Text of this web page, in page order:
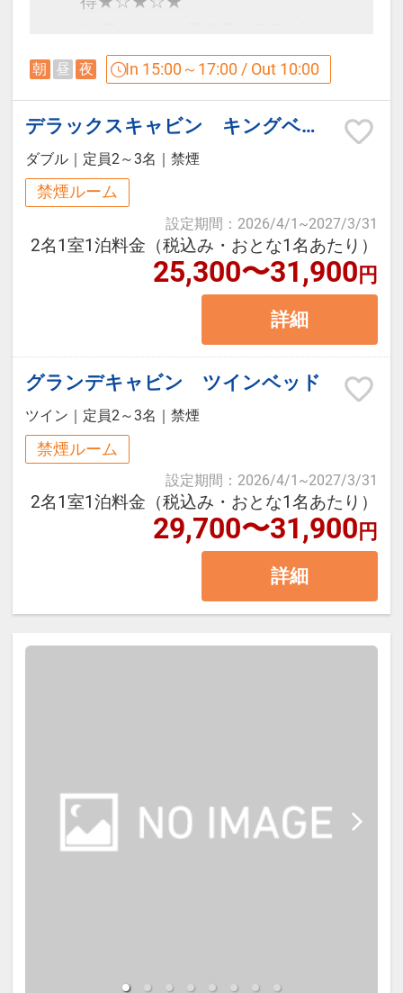
いて（ご宿泊の当日及び翌日利用）
箱根小涌園ユネッサン(水着ゾーン）
できます。
ユネッサン受付（4階）にて藤乃煌
に宿泊の旨とお名前をお申し出くだ
※藤乃煌に立ち寄る必要はございま
せん。藤乃煌～ユネッサンは車で約
※ご利用されるお客様は水着をご持
参ください（レンタルあり1,200
円）
※2026年5月26日～28日は、2026
年12月8日～10日はユネッサン・森
の湯が休業のため、2026年5月25
日、2026年12月7日の宿泊のお客様
は宿泊当日のみのご利用となりま
※オリジナルサンドウィッチ、サラダ、コーヒー
■お食事お渡し時間
＜7：00～9：00＞の間にビバレッジステーショ
ンまでお越しくださいませ。
※雨・風が強く快適にアウトドアデッキをご利用
いただけない場合は、お食事をダイニングルーム
にご用意いたします。
■箱根小涌園ユネッサンご利用について（ご宿泊
の当日及び翌日利用）
箱根小涌園ユネッサン(水着ゾーン）と元湯 森の
湯（裸ゾーン）がご利用できます。
ユネッサン受付（4階）にて藤乃煌に宿泊の旨と
お名前をお申し出ください。
※藤乃煌に立ち寄る必要はございません。藤乃煌
～ユネッサンは車で約30分です。
※ご利用されるお客様は水着をご持参ください
ご用意しました！
早割21適用で大人「１,１００円割
引」で早い予約がお得！
※掲載金額は割引後の料金となりま
す。
※30日以降の宿泊はもっとお得な
「早割30」プランでご予約くださ
・箱根小涌園ユネッサン入場券付
（ご宿泊の当日及び翌日利用）
・御殿場プレミアムアウトレットク
ーポンシート進呈（藤乃煌フロント
にて進呈）
【ご夕食】
藤乃煌がご用意するBBQスタイル
は、シェフが下ごしらえしたBBQ食
で、安心して自由なBBQをお楽しみ
ください。
■夕食メニュー
朝 昼 夜 In 15:00～17:00 / Out 10:00
デラックスキャビン キングベッド
ダブル｜ 定員2～3名 ｜ 禁煙
禁煙ルーム
設定期間 ： 2026/4/1 ~2027/3/31
2名1室1泊料金（税込み・おとな1名あたり）
25,300〜31,900円
詳細
グランデキャビン ツインベッド
ツイン 定員2～3名 禁煙
禁煙ルーム
設定期間 ： 2026/4/1 ~2027/3/31
2名1室1泊料金（税込み・おとな1名あたり）
29,700〜31,900円
詳細